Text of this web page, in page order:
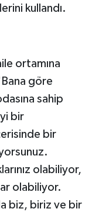
kullandı.
ortamına
göre
sahip
bir
bir
olabiliyor,
olabiliyor.
biz, biriz ve bir